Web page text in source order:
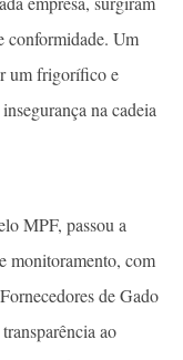
conformidade. Um
um frigorífico e
na cadeia
MPF, passou a
monitoramento, com
de Gado
ao